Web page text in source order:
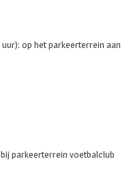
op het parkeerterrein aan
parkeerterrein voetbalclub